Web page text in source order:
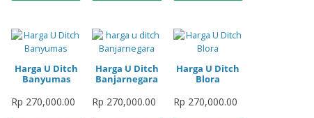
Harga U Ditch
Banyumas
Rp 270,000.00
Harga U Ditch
Banjarnegara
Rp 270,000.00
Harga U Ditch
Blora
Rp 270,000.00